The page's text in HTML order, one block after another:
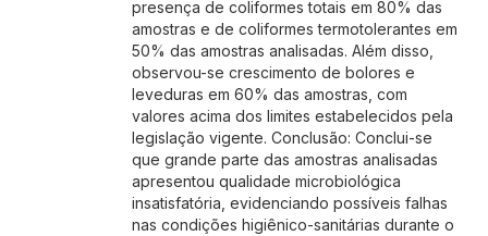
presença de coliformes totais em 80% das
amostras e de coliformes termotolerantes em
50% das amostras analisadas. Além disso,
observou-se crescimento de bolores e
leveduras em 60% das amostras, com
valores acima dos limites estabelecidos pela
legislação vigente. Conclusão: Conclui-se
que grande parte das amostras analisadas
apresentou qualidade microbiológica
insatisfatória, evidenciando possíveis falhas
nas condições higiênico-sanitárias durante o